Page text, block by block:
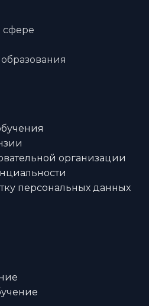
сфере
организации
персональных данных